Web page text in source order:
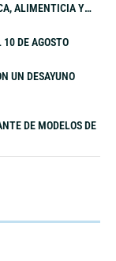
ALIMENTICIA Y
DE AGOSTO
UN DESAYUNO
DE MODELOS DE